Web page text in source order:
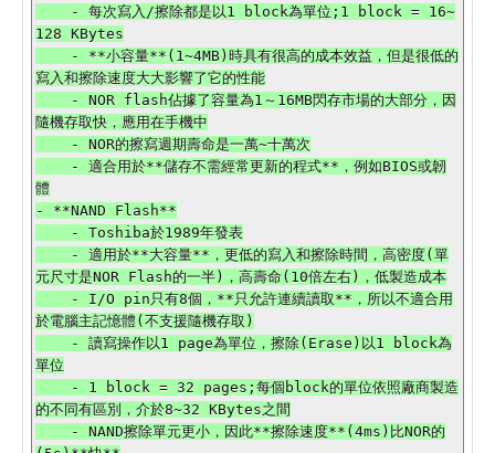
128 KBytes
寫入和擦除速度大大影響了它的性能
隨機存取快，應用在手機中
體
- **NAND Flash**
元尺寸是NOR Flash的一半)，高壽命(10倍左右)，低製造成本
於電腦主記憶體(不支援隨機存取)
單位
的不同有區別，介於8~32 KBytes之間